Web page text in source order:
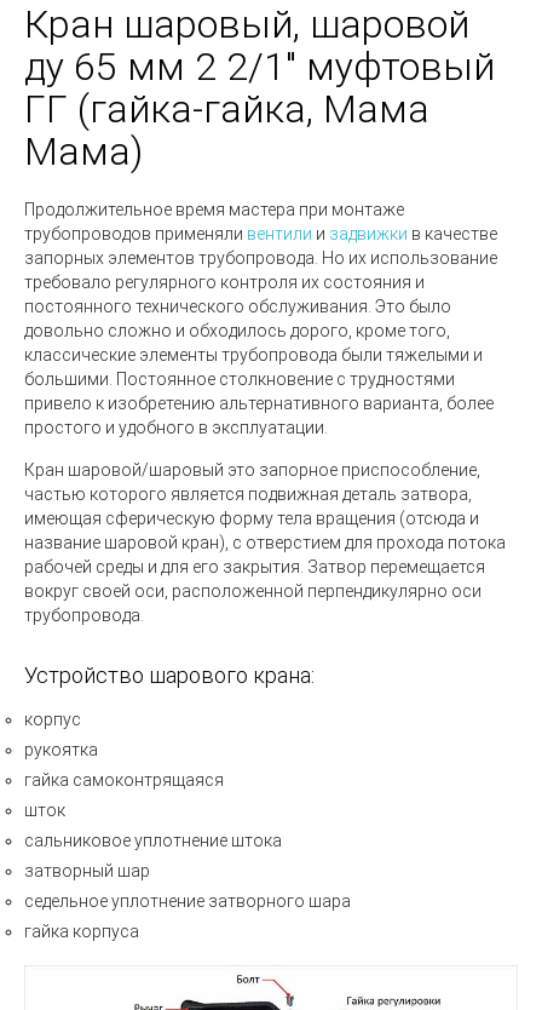
Кран шаровый, шаровой
ду 65 мм 2 2/1" муфтовый
ГГ (гайка-гайка, Мама
Мама)
Продолжительное время мастера при монтаже
трубопроводов применяли вентили и задвижки в качестве
запорных элементов трубопровода. Но их использование
требовало регулярного контроля их состояния и
постоянного технического обслуживания. Это было
довольно сложно и обходилось дорого, кроме того,
классические элементы трубопровода были тяжелыми и
большими. Постоянное столкновение с трудностями
привело к изобретению альтернативного варианта, более
простого и удобного в эксплуатации.
Кран шаровой/шаровый это запорное приспособление,
частью которого является подвижная деталь затвора,
имеющая сферическую форму тела вращения (отсюда и
название шаровой кран), с отверстием для прохода потока
рабочей среды и для его закрытия. Затвор перемещается
вокруг своей оси, расположенной перпендикулярно оси
трубопровода.
Устройство шарового крана:
корпус
рукоятка
гайка самоконтрящаяся
шток
сальниковое уплотнение штока
затворный шар
седельное уплотнение затворного шара
гайка корпуса